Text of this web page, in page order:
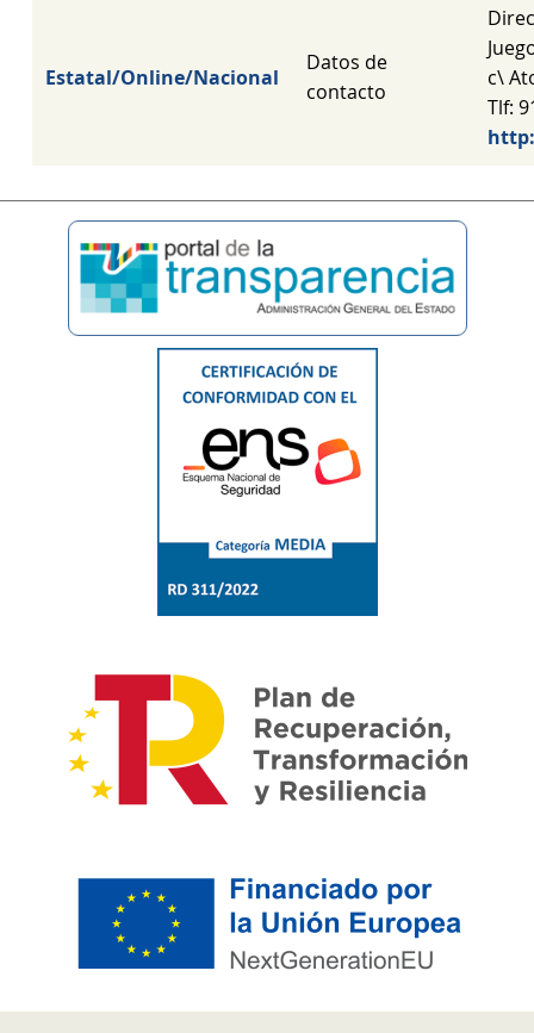
Estatal/Online/Nacional
Datos de
contacto
c\
Tlf: